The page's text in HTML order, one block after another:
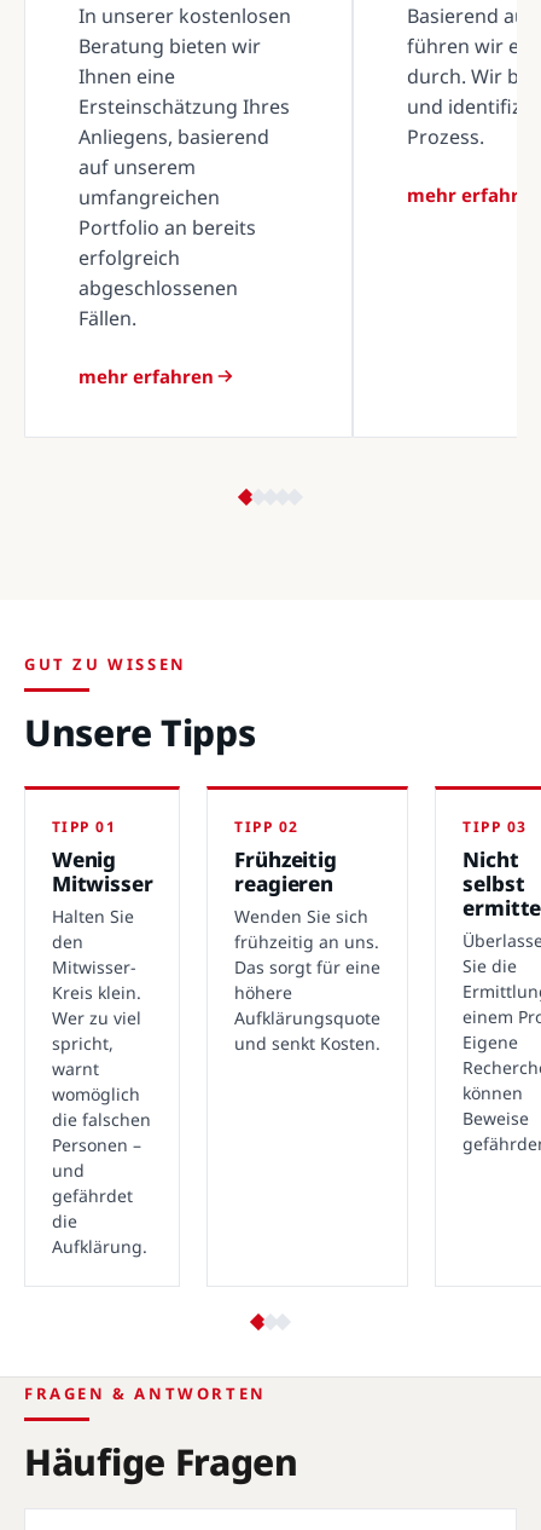
In unserer kostenlosen
Beratung bieten wir
Ihnen eine
Ersteinschätzung Ihres
Anliegens, basierend
auf unserem
umfangreichen
Portfolio an bereits
erfolgreich
abgeschlossenen
Fällen.
mehr erfahren
Basierend
führen wir
durch. Wir
und
Prozess.
mehr erfahren
GUT ZU WISSEN
Unsere Tipps
TIPP 01
Wenig
Mitwisser
Halten Sie
den
Mitwisser-
Kreis klein.
Wer zu viel
spricht,
warnt
womöglich
die falschen
Personen –
und
gefährdet
die
Aufklärung.
TIPP 02
Frühzeitig
reagieren
Wenden Sie sich
frühzeitig an uns.
Das sorgt für eine
höhere
Aufklärungsquote
und senkt Kosten.
TIPP 03
Nicht
selbst
Sie die
einem
Eigene
können
Beweise
FRAGEN & ANTWORTEN
Häufige Fragen